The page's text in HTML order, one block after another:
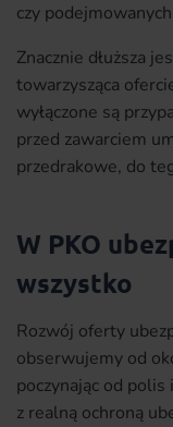
czy
Znacznie dłuższa
towarzysząca
wyłączone są
przed zawarciem
przedrakowe, do
W PKO
wszystko
Rozwój oferty
obserwujemy od
poczynając od
z realną ochroną